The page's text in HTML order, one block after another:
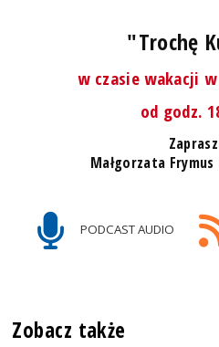
"Trochę
w czasie wakacji
od godz.
Małgorzata
PODCAST AUDIO
Zobacz także